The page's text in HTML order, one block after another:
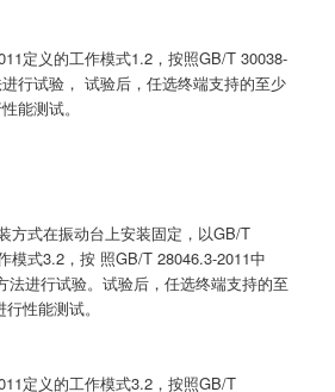
定义的工作模式1.2，按照GB/T 30038-
行试验， 试验后，任选终端支持的至少
能测试。
方式在振动台上安装固定，以GB/T
模式3.2，按 照GB/T 28046.3-2011中
法进行试验。试验后，任选终端支持的至
性能测试。
定义的工作模式3.2，按照GB/T